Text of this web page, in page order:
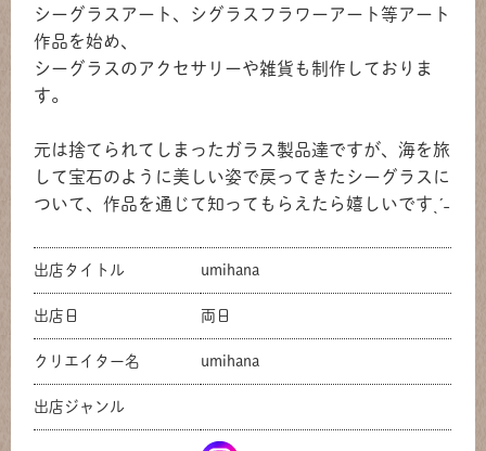
シーグラスアート、シグラスフラワーアート等アート
作品を始め、
シーグラスのアクセサリーや雑貨も制作しておりま
す。
元は捨てられてしまったガラス製品達ですが、海を旅
して宝石のように美しい姿で戻ってきたシーグラスに
ついて、作品を通じて知ってもらえたら嬉しいですˎˊ˗
出店タイトル umihana
出店日 両日
クリエイター名 umihana
出店ジャンル